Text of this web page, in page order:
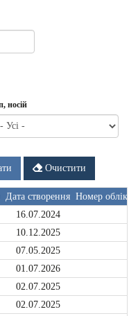
носій
Очистити
Дата створення Номер
16.07.2024
10.12.2025
07.05.2025
01.07.2026
02.07.2025
02.07.2025